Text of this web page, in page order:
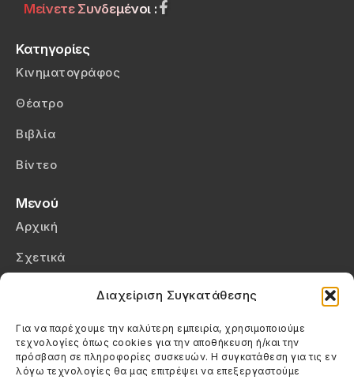
Διαχείριση Συγκατάθεσης
Για να παρέχουμε την καλύτερη εμπειρία, χρησιμοποιούμε
τεχνολογίες όπως cookies για την αποθήκευση ή/και την
πρόσβαση σε πληροφορίες συσκευών. Η συγκατάθεση για τις εν
λόγω τεχνολογίες θα μας επιτρέψει να επεξεργαστούμε
Μείνετε Συνδεμένοι :
Κατηγορίες
Κινηματογράφος
Θέατρο
Βιβλία
Βίντεο
Μενού
Αρχική
Σχετικά
Πολιτική Cookies (ΕΕ)